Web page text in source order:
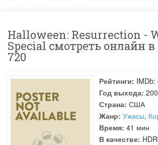
Halloween: Resurrection -
Special смотреть онлайн в
720
Рейтинги: IMDb:
Год выхода:
Страна: США
Жанр: Ужасы,
Время: 41 мин
В качестве: